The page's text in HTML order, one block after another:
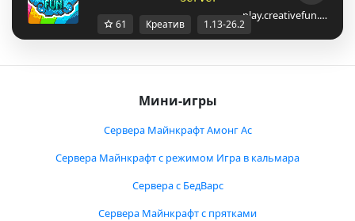
play.creativefun.…
61 Креатив 1.13-26.2
Мини-игры
Сервера Майнкрафт Амонг Ас
Сервера Майнкрафт с режимом Игра в кальмара
Сервера с БедВарс
Сервера Майнкрафт с прятками